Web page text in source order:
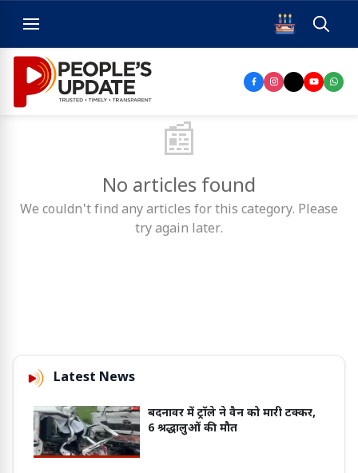
📰
No articles found
We couldn't find any articles for this category. Please
try again later.
Latest News
बदनावर में ट्रॉले ने वैन को मारी टक्कर,
6 श्रद्धालुओं की मौत